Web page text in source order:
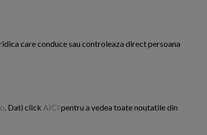
care conduce sau controleaza direct persoana
. Dati click AICI pentru a vedea toate noutatile din